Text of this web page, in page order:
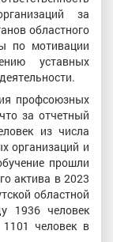
за
областного
по мотивации
уставных
профсоюзных
за отчетный
из числа
организаций и
прошли
актива в 2023
областной
1936 человек
человек в